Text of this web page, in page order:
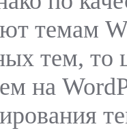
темам
тем, то
на